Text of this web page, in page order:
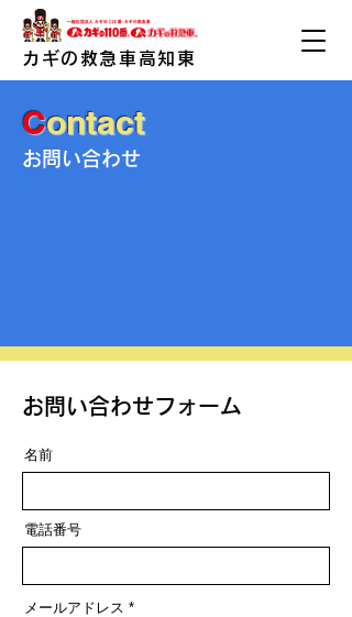
カギの救急車高知東
Contact
​お問い合わせ
​お問い合わせフォーム
名前
電話番号
メールアドレス